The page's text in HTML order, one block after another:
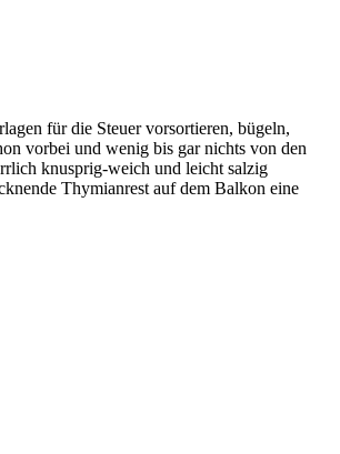
für die Steuer vorsortieren, bügeln,
vorbei und wenig bis gar nichts von den
knusprig-weich und leicht salzig
Thymianrest auf dem Balkon eine